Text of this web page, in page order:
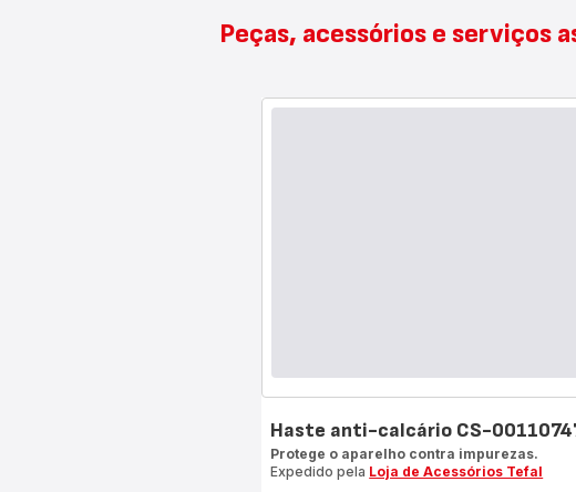
Peças, acessórios e serviços
Haste anti-calcário CS-
Protege o aparelho contra impurezas.
Expedido pela Loja de Acessórios Tefal